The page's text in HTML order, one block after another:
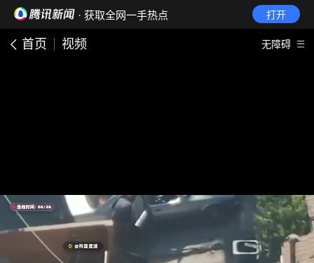
· 获取全网一手热点 打开
首页 视频 无障碍